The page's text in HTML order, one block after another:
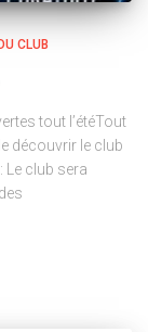
CLUB
tout l’étéTout
découvrir le club
Le club sera